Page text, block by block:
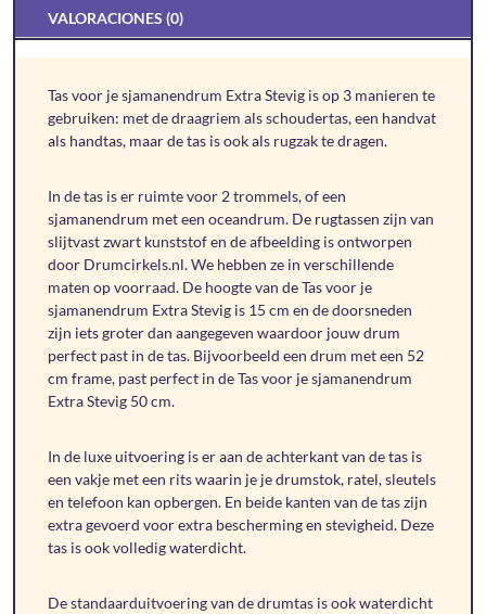
VALORACIONES (0)
Tas voor je sjamanendrum Extra Stevig is op 3 manieren te
gebruiken: met de draagriem als schoudertas, een handvat
als handtas, maar de tas is ook als rugzak te dragen.
In de tas is er ruimte voor 2 trommels, of een
sjamanendrum met een oceandrum. De rugtassen zijn van
slijtvast zwart kunststof en de afbeelding is ontworpen
door Drumcirkels.nl. We hebben ze in verschillende
maten op voorraad. De hoogte van de Tas voor je
sjamanendrum Extra Stevig is 15 cm en de doorsneden
zijn iets groter dan aangegeven waardoor jouw drum
perfect past in de tas. Bijvoorbeeld een drum met een 52
cm frame, past perfect in de Tas voor je sjamanendrum
Extra Stevig 50 cm.
In de luxe uitvoering is er aan de achterkant van de tas is
een vakje met een rits waarin je je drumstok, ratel, sleutels
en telefoon kan opbergen. En beide kanten van de tas zijn
extra gevoerd voor extra bescherming en stevigheid. Deze
tas is ook volledig waterdicht.
De standaarduitvoering van de drumtas is ook waterdicht